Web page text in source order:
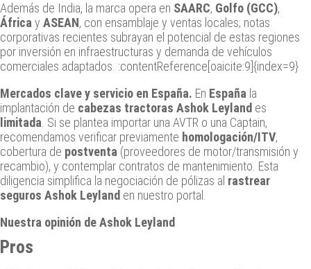
Además de India, la marca opera en SAARC, Golfo (GCC),
África y ASEAN, con ensamblaje y ventas locales; notas
corporativas recientes subrayan el potencial de estas regiones
por inversión en infraestructuras y demanda de vehículos
comerciales adaptados. :contentReference[oaicite:9]{index=9}
Mercados clave y servicio en España. En España la
implantación de cabezas tractoras Ashok Leyland es
limitada . Si se plantea importar una AVTR o una Captain,
recomendamos verificar previamente homologación/ITV,
cobertura de postventa (proveedores de motor/transmisión y
recambio), y contemplar contratos de mantenimiento. Esta
diligencia simplifica la negociación de pólizas al rastrear
seguros Ashok Leyland en nuestro portal.
Nuestra opinión de Ashok Leyland
Pros